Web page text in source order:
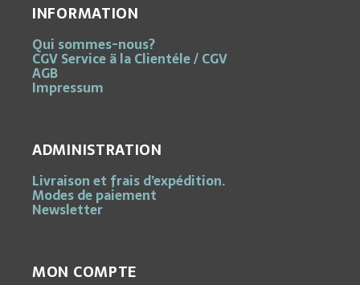
INFORMATION
Qui sommes-nous?
CGV Service ä la Clientéle / CGV
AGB
Impressum
ADMINISTRATION
Livraison et frais d’expédition.
Modes de paiement
Newsletter
MON COMPTE